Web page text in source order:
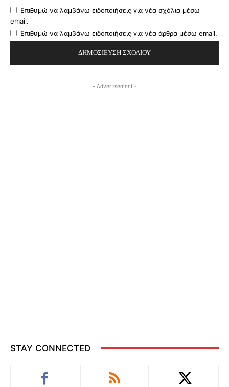
Επιθυμώ να λαμβάνω ειδοποιήσεις για νέα σχόλια μέσω
email.
Επιθυμώ να λαμβάνω ειδοποιήσεις για νέα άρθρα μέσω email.
- Advertisement -
STAY CONNECTED